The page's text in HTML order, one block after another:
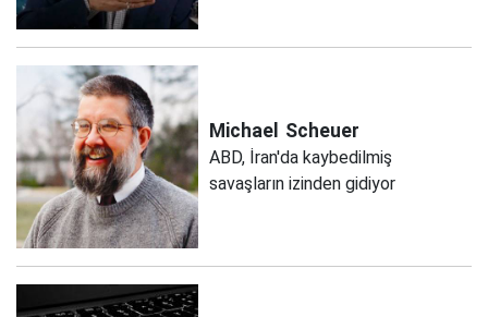
Michael Scheuer
ABD, İran'da kaybedilmiş
savaşların izinden gidiyor